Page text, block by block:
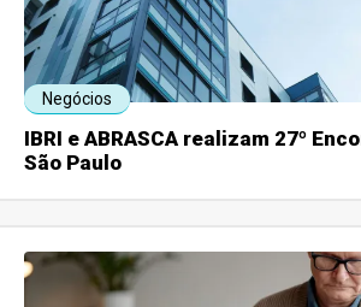
Negócios
IBRI e ABRASCA realizam 27º
São Paulo